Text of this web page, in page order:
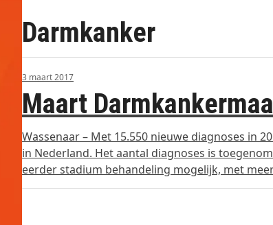
Darmkanker
3 maart 2017
Maart
Wassenaar – Met 15.550 nieuwe diagnoses in
in Nederland. Het aantal diagnoses is
eerder stadium behandeling mogelijk, met